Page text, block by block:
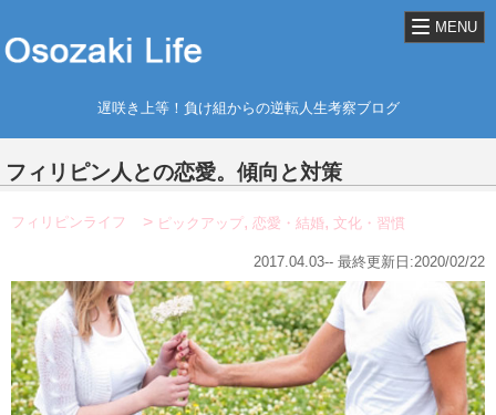
MENU
遅咲き上等！負け組からの逆転人生考察ブログ
フィリピン人との恋愛。傾向と対策
フィリピンライフ ピックアップ, 恋愛・結婚, 文化・習慣
2017.04.03-- 最終更新日:2020/02/22